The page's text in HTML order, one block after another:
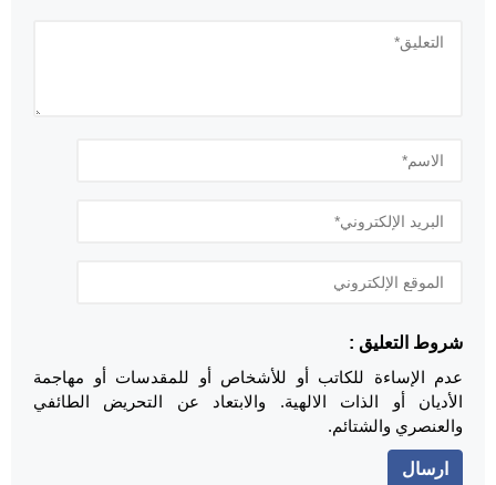
شروط التعليق :
عدم الإساءة للكاتب أو للأشخاص أو للمقدسات أو مهاجمة
الأديان أو الذات الالهية. والابتعاد عن التحريض الطائفي
والعنصري والشتائم.